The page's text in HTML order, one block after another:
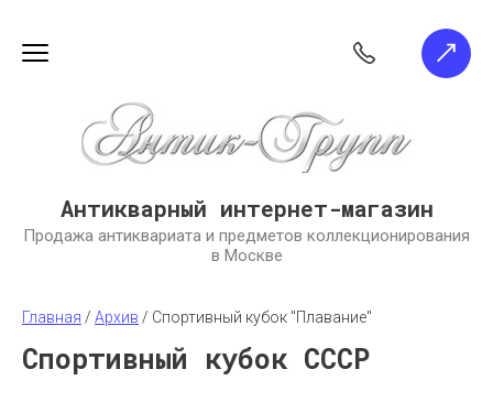
Антикварный интернет-магазин
Продажа антиквариата и предметов коллекционирования
в Москве
Главная / Архив / Спортивный кубок "Плавание"
Спортивный кубок СССР